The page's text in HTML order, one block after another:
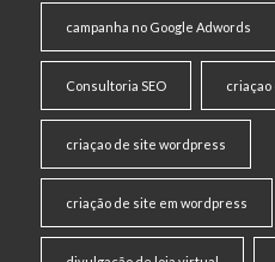
campanha no Google Adwords
Consultoria SEO criaçao
criaçao de site wordpress
criação de site em wordpress